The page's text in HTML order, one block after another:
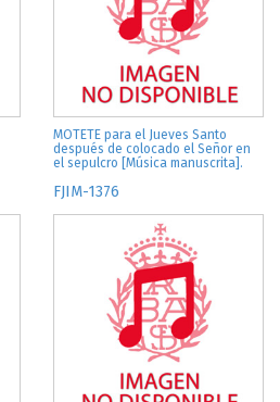
MOTETE para el Jueves Santo
después de colocado el Señor en
el sepulcro [Música manuscrita].
FJIM-1376